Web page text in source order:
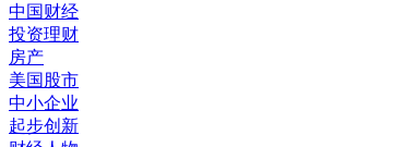
中国财经
投资理财
房产
美国股市
中小企业
起步创新